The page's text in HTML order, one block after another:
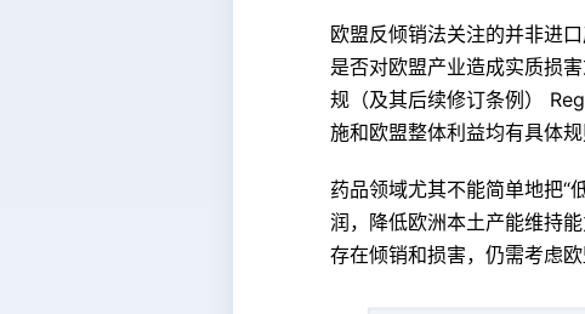
欧盟反倾销法关注的并非进
是否对欧盟产业造成实质损
规（及其后续修订条例）
施和欧盟整体利益均有具体规
药品领域尤其不能简单地把“
润，降低欧洲本土产能维持
存在倾销和损害，仍需考虑